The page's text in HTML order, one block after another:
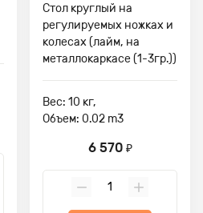
Стол круглый на
регулируемых ножках и
колесах (лайм, на
металлокаркасе (1-3гр.))
Вес: 10 кг,
Объем: 0.02 m3
6 570 ₽